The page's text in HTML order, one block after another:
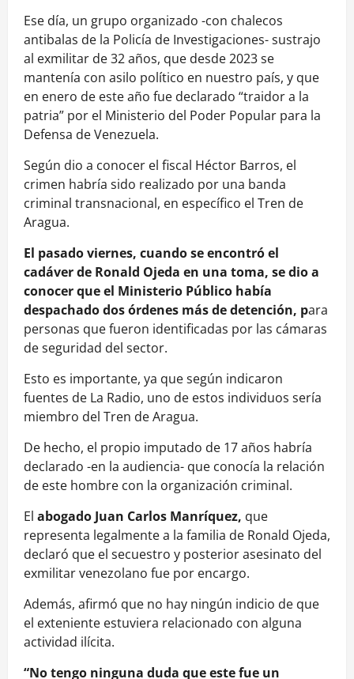
Ese día, un grupo organizado -con chalecos
antibalas de la Policía de Investigaciones- sustrajo
al exmilitar de 32 años, que desde 2023 se
mantenía con asilo político en nuestro país, y que
en enero de este año fue declarado “traidor a la
patria” por el Ministerio del Poder Popular para la
Defensa de Venezuela.
Según dio a conocer el fiscal Héctor Barros, el
crimen habría sido realizado por una banda
criminal transnacional, en específico el Tren de
Aragua.
El pasado viernes, cuando se encontró el
cadáver de Ronald Ojeda en una toma, se dio a
conocer que el Ministerio Público había
despachado dos órdenes más de detención, para
personas que fueron identificadas por las cámaras
de seguridad del sector.
Esto es importante, ya que según indicaron
fuentes de La Radio, uno de estos individuos sería
miembro del Tren de Aragua.
De hecho, el propio imputado de 17 años habría
declarado -en la audiencia- que conocía la relación
de este hombre con la organización criminal.
El abogado Juan Carlos Manríquez, que
representa legalmente a la familia de Ronald Ojeda,
declaró que el secuestro y posterior asesinato del
exmilitar venezolano fue por encargo.
Además, afirmó que no hay ningún indicio de que
el exteniente estuviera relacionado con alguna
actividad ilícita.
“No tengo ninguna duda que este fue un